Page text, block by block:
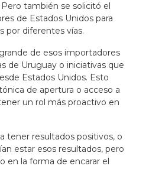
también se solicitó el
de Estados Unidos para
por diferentes vías.
de esos importadores
de Uruguay o iniciativas que
Estados Unidos. Esto
de apertura o acceso a
un rol más proactivo en
tener resultados positivos, o
estar esos resultados, pero
en la forma de encarar el